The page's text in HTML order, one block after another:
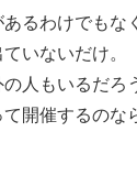
るわけでもな
いないだけ。
人もいるだろ
開催するのな